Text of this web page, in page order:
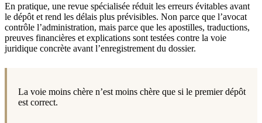
En pratique, une revue spécialisée réduit les erreurs évitables avant
le dépôt et rend les délais plus prévisibles. Non parce que l’avocat
contrôle l’administration, mais parce que les apostilles, traductions,
preuves financières et explications sont testées contre la voie
juridique concrète avant l’enregistrement du dossier.
La voie moins chère n’est moins chère que si le premier dépôt
est correct.